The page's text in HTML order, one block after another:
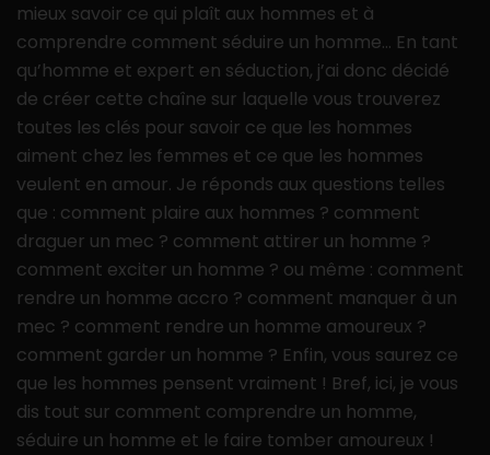
mieux savoir ce qui plaît aux hommes et à
comprendre comment séduire un homme… En tant
qu’homme et expert en séduction, j’ai donc décidé
de créer cette chaîne sur laquelle vous trouverez
toutes les clés pour savoir ce que les hommes
aiment chez les femmes et ce que les hommes
veulent en amour. Je réponds aux questions telles
que : comment plaire aux hommes ? comment
draguer un mec ? comment attirer un homme ?
comment exciter un homme ? ou même : comment
rendre un homme accro ? comment manquer à un
mec ? comment rendre un homme amoureux ?
comment garder un homme ? Enfin, vous saurez ce
que les hommes pensent vraiment ! Bref, ici, je vous
dis tout sur comment comprendre un homme,
séduire un homme et le faire tomber amoureux !